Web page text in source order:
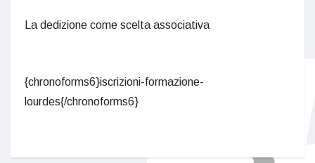
La dedizione come scelta associativa
{chronoforms6}iscrizioni-formazione-
lourdes{/chronoforms6}